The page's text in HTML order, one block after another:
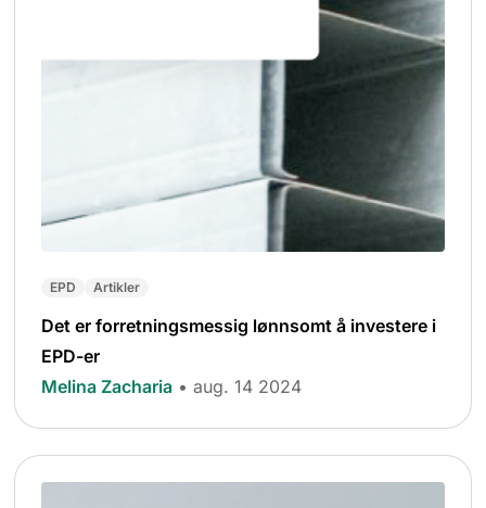
EPD Artikler
Det er forretningsmessig lønnsomt å investere i
EPD-er
Melina Zacharia • aug. 14 2024